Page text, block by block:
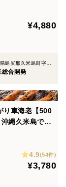
斗の種類】
ございません
】【お刺身可】
】【熨斗可※名
¥4,880
沖縄県島尻郡久米島町字北原
総合開発
り車海老【500
縄久米島で育
】【専用化粧
※名入れ不可】
4.9(54件)
¥3,780